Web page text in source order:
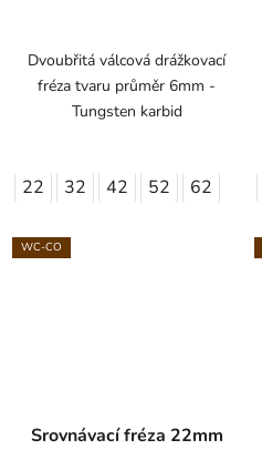
Dvoubřitá válcová drážkovací
fréza tvaru průměr 6mm -
Tungsten karbid
22 32 42 52 62
WC-CO
Srovnávací fréza 22mm